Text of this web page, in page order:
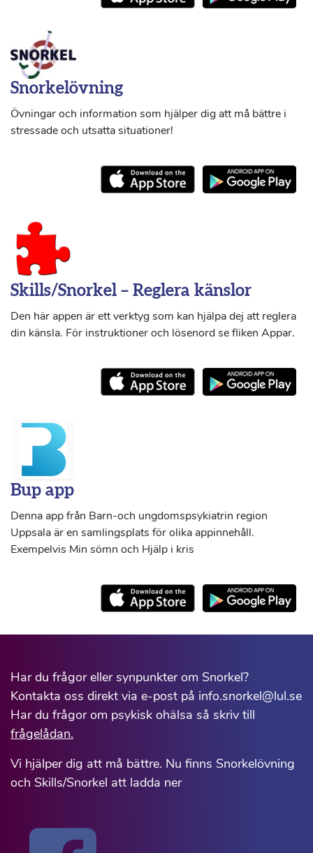
Snorkelövning
Övningar och information som hjälper dig att må bättre i
stressade och utsatta situationer!
Skills/Snorkel – Reglera känslor
Den här appen är ett verktyg som kan hjälpa dej att reglera
din känsla. För instruktioner och lösenord se fliken Appar.
Bup app
Denna app från Barn-och ungdomspsykiatrin region
Uppsala är en samlingsplats för olika appinnehåll.
Exempelvis Min sömn och Hjälp i kris
Har du frågor eller synpunkter om Snorkel?
Kontakta oss direkt via e-post på info.snorkel@lul.se
Har du frågor om psykisk ohälsa så skriv till
frågelådan.
Vi hjälper dig att må bättre. Nu finns Snorkelövning
och Skills/Snorkel att ladda ner